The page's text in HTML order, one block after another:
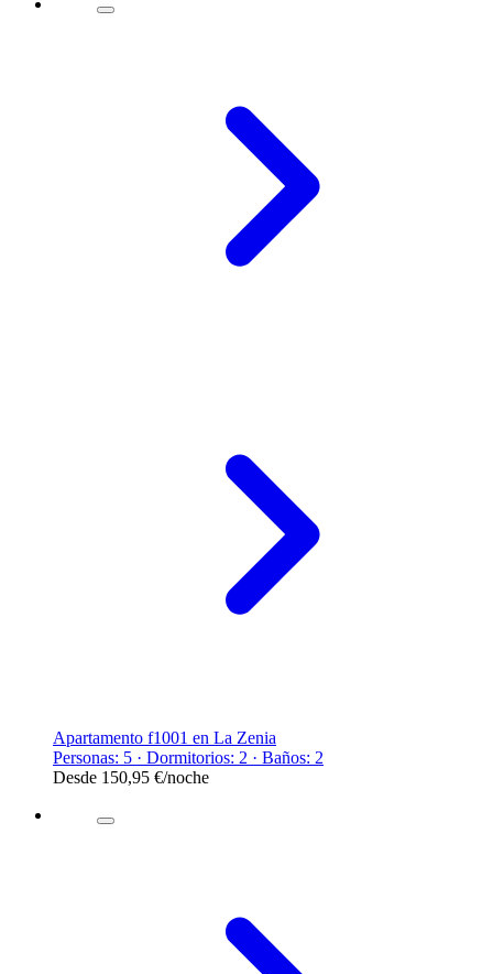
Apartamento f1001 en La Zenia
Personas: 5 · Dormitorios: 2 · Baños: 2
Desde 150,95 €/noche